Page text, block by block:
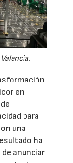
en
para
una
ha
anunciar